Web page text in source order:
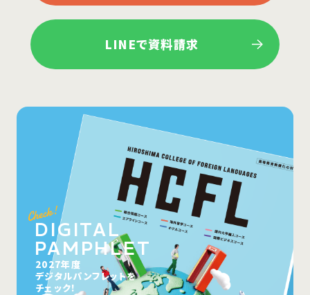
LINEで資料請求
DIGITAL
PAMPHLET
2027年度
デジタルパンフレットを
チェック!